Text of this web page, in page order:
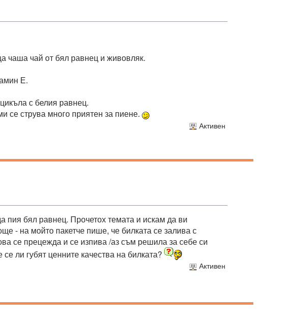
чаша чай от бял равнец и живовляк.
Е.
с белия равнец.
се струва много приятен за пиене.
Активен
пия бял равнец. Прочетох темата и искам да ви
- на мойто пакетче пише, че билката се залива с
се прецежда и се изпива /аз съм решила за себе си
ли губят ценните качества на билката?
Активен